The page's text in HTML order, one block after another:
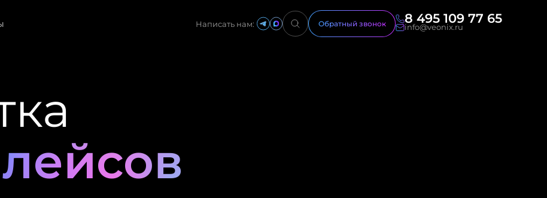
Написать нам: Обратный звонок 8 495 109 77 65
info@veonix.ru